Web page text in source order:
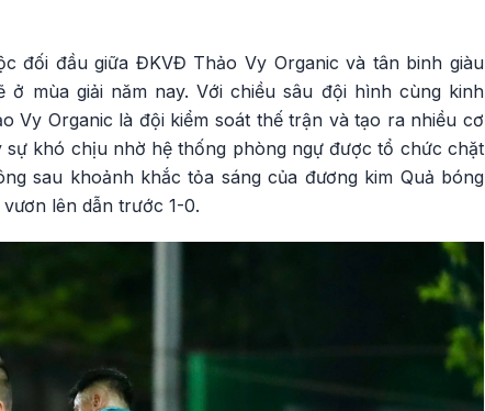
đối đầu giữa ĐKVĐ Thảo Vy Organic và tân binh giàu
mùa giải năm nay. Với chiều sâu đội hình cùng kinh
Vy Organic là đội kiểm soát thế trận và tạo ra nhiều cơ
khó chịu nhờ hệ thống phòng ngự được tổ chức chặt
sau khoảnh khắc tỏa sáng của đương kim Quả bóng
lên dẫn trước 1-0.